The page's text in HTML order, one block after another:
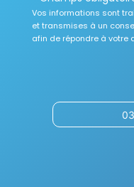
Vos informations sont
et transmises à un
afin de répondre à votre